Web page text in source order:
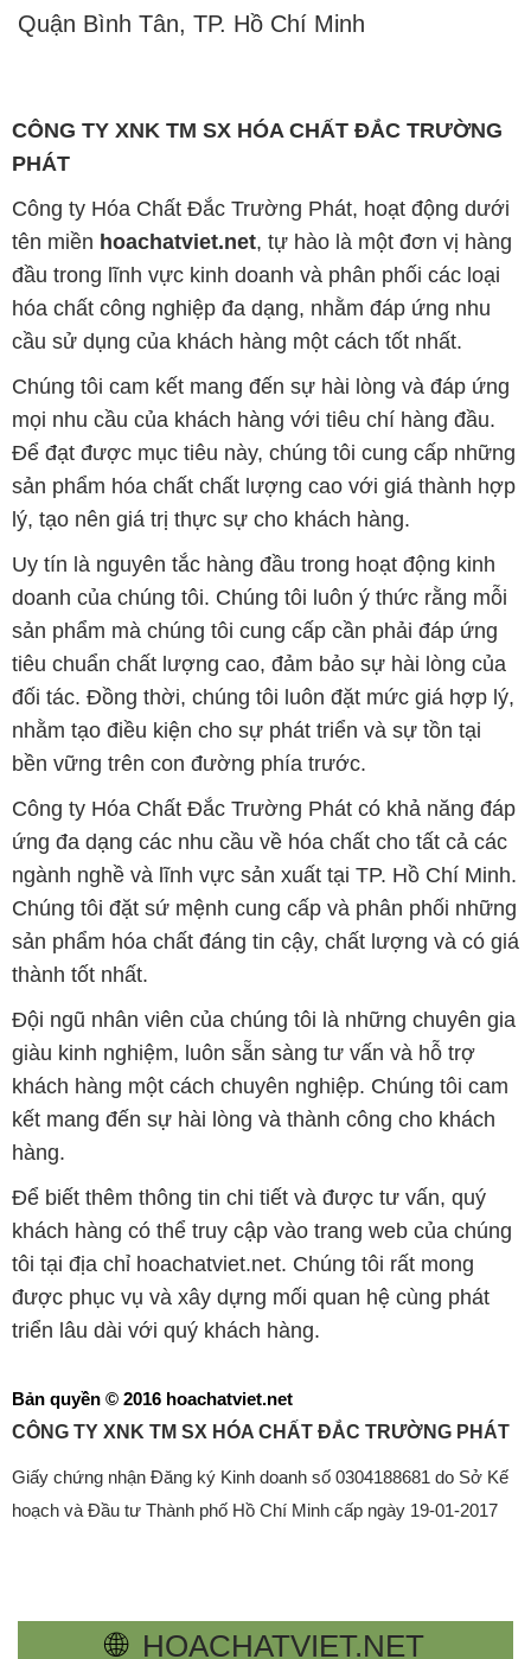
Quận Bình Tân, TP. Hồ Chí Minh
CÔNG TY XNK TM SX HÓA CHẤT ĐẮC TRƯỜNG
PHÁT
Công ty Hóa Chất Đắc Trường Phát, hoạt động dưới
tên miền hoachatviet.net, tự hào là một đơn vị hàng
đầu trong lĩnh vực kinh doanh và phân phối các loại
hóa chất công nghiệp đa dạng, nhằm đáp ứng nhu
cầu sử dụng của khách hàng một cách tốt nhất.
Chúng tôi cam kết mang đến sự hài lòng và đáp ứng
mọi nhu cầu của khách hàng với tiêu chí hàng đầu.
Để đạt được mục tiêu này, chúng tôi cung cấp những
sản phẩm hóa chất chất lượng cao với giá thành hợp
lý, tạo nên giá trị thực sự cho khách hàng.
Uy tín là nguyên tắc hàng đầu trong hoạt động kinh
doanh của chúng tôi. Chúng tôi luôn ý thức rằng mỗi
sản phẩm mà chúng tôi cung cấp cần phải đáp ứng
tiêu chuẩn chất lượng cao, đảm bảo sự hài lòng của
đối tác. Đồng thời, chúng tôi luôn đặt mức giá hợp lý,
nhằm tạo điều kiện cho sự phát triển và sự tồn tại
bền vững trên con đường phía trước.
Công ty Hóa Chất Đắc Trường Phát có khả năng đáp
ứng đa dạng các nhu cầu về hóa chất cho tất cả các
ngành nghề và lĩnh vực sản xuất tại TP. Hồ Chí Minh.
Chúng tôi đặt sứ mệnh cung cấp và phân phối những
sản phẩm hóa chất đáng tin cậy, chất lượng và có giá
thành tốt nhất.
Đội ngũ nhân viên của chúng tôi là những chuyên gia
giàu kinh nghiệm, luôn sẵn sàng tư vấn và hỗ trợ
khách hàng một cách chuyên nghiệp. Chúng tôi cam
kết mang đến sự hài lòng và thành công cho khách
hàng.
Để biết thêm thông tin chi tiết và được tư vấn, quý
khách hàng có thể truy cập vào trang web của chúng
tôi tại địa chỉ hoachatviet.net. Chúng tôi rất mong
được phục vụ và xây dựng mối quan hệ cùng phát
triển lâu dài với quý khách hàng.
Bản quyền © 2016 hoachatviet.net
CÔNG TY XNK TM SX HÓA CHẤT ĐẮC TRƯỜNG PHÁT
Giấy chứng nhận Đăng ký Kinh doanh số 0304188681 do Sở Kế
hoạch và Đầu tư Thành phố Hồ Chí Minh cấp ngày 19-01-2017
🌐 HOACHATVIET.NET